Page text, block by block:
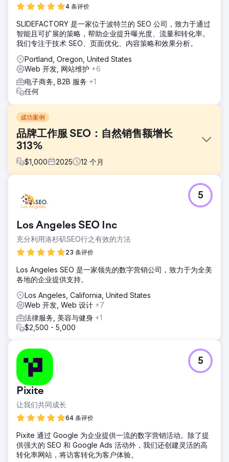
4 条评价
SLIDEFACTORY 是一家位于波特兰的 SEO 公司，致力于通过
智能且可扩展的策略，帮助企业提升曝光度、流量和转化率。
我们专注于技术 SEO、页面优化、内容策略和效果分析。
Portland, Oregon, United States
Web 开发, 网站维护 +6
电子商务, B2B 服务 +1
任何
成功案例
品牌工作服 SEO：自然销售额增长
313%
$1,000 2025 12 个月
SP Workwear缺乏必要的SEO专业知识和时间，无法有效地优
化其网站。他们内部的优化工作限制了网站的曝光度，导致自
道，他们需要吸引目标用户，提高用户参与度，并促进更多线
上销售。
解决方案
化其网站，使其在关键搜索词和目标客户意向方面表现更佳。
通过优化技术SEO、提升内容质量和改进页面结构，我们使其
网站更好地满足高价值客户的需求。这一以研究为导向的策略
显著提升了其在线商店的曝光度、用户互动度和转化率。
结果
SP Workwear 的业务增长显著：自然流量增长 181%，互动率
的 SEO 策略带来了丰厚的回报，并助力 SP Workwear 的业
务持续增长。
Los Angeles SEO Inc
充分利用洛杉矶SEO行之有效的方法
23 条评价
5
Los Angeles SEO 是一家领先的数字营销公司，致力于为全美
各地的企业提供支持。
Los Angeles, California, United States
Web 开发, Web 设计 +7
法律服务, 美容与健身 +1
$2,500 - 5,000
Pixite
让我们共同成长
64 条评价
5
Pixite 通过 Google 为企业提供一流的数字营销活动。除了提
供强大的 SEO 和 Google Ads 活动外，我们还创建灵活的高
转化率网站，将访客转化为客户体验。